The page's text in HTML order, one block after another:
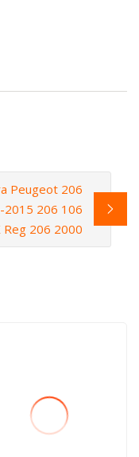
Peugeot 206
206 106
206 2000